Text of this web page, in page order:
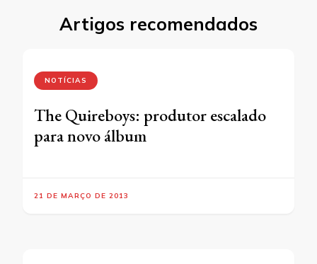
Artigos recomendados
NOTÍCIAS
The Quireboys: produtor escalado
para novo álbum
21 DE MARÇO DE 2013